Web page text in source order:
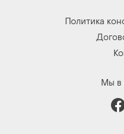
Политика
Мы в